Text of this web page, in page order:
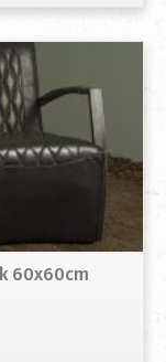
60x60cm